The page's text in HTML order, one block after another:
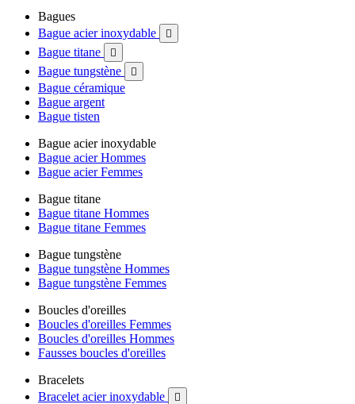
Bagues
Bague acier inoxydable

Bague titane 
Bague tungstène 
Bague céramique
Bague argent
Bague tisten
Bague acier inoxydable
Bague acier Hommes
Bague acier Femmes
Bague titane
Bague titane Hommes
Bague titane Femmes
Bague tungstène
Bague tungstène Hommes
Bague tungstène Femmes
Boucles d'oreilles
Boucles d'oreilles Femmes
Boucles d'oreilles Hommes
Fausses boucles d'oreilles
Bracelets
Bracelet acier inoxydable
